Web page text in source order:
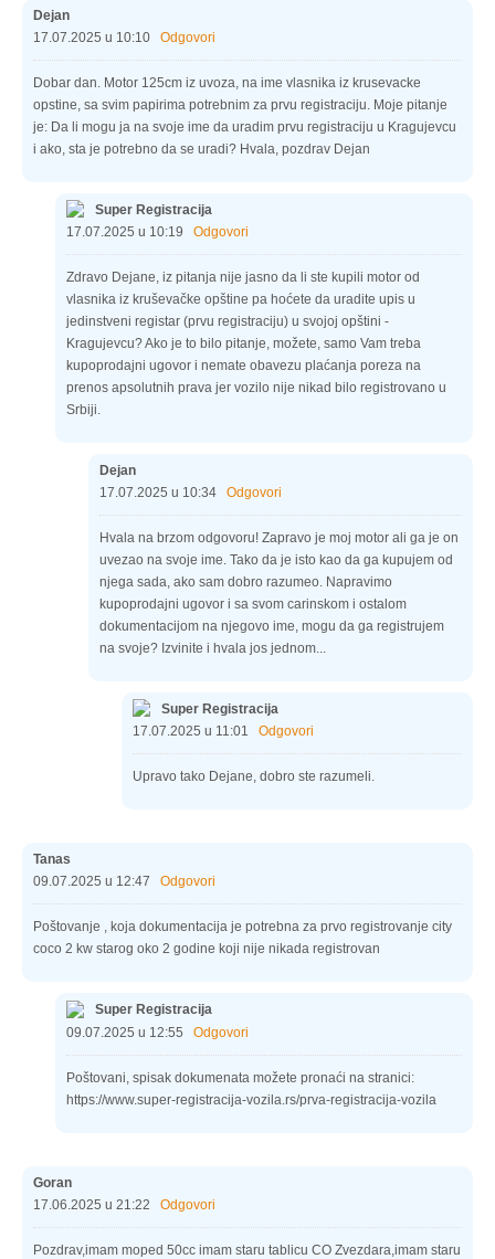
Dejan
17.07.2025 u 10:10 Odgovori
Dobar dan. Motor 125cm iz uvoza, na ime vlasnika iz krusevacke
opstine, sa svim papirima potrebnim za prvu registraciju. Moje pitanje
je: Da li mogu ja na svoje ime da uradim prvu registraciju u Kragujevcu
i ako, sta je potrebno da se uradi? Hvala, pozdrav Dejan
Super Registracija
17.07.2025 u 10:19 Odgovori
Zdravo Dejane, iz pitanja nije jasno da li ste kupili motor od
vlasnika iz kruševačke opštine pa hoćete da uradite upis u
jedinstveni registar (prvu registraciju) u svojoj opštini -
Kragujevcu? Ako je to bilo pitanje, možete, samo Vam treba
kupoprodajni ugovor i nemate obavezu plaćanja poreza na
prenos apsolutnih prava jer vozilo nije nikad bilo registrovano u
Srbiji.
Dejan
17.07.2025 u 10:34 Odgovori
Hvala na brzom odgovoru! Zapravo je moj motor ali ga je on
uvezao na svoje ime. Tako da je isto kao da ga kupujem od
njega sada, ako sam dobro razumeo. Napravimo
kupoprodajni ugovor i sa svom carinskom i ostalom
dokumentacijom na njegovo ime, mogu da ga registrujem
na svoje? Izvinite i hvala jos jednom...
Super Registracija
17.07.2025 u 11:01 Odgovori
Upravo tako Dejane, dobro ste razumeli.
Tanas
09.07.2025 u 12:47 Odgovori
Poštovanje , koja dokumentacija je potrebna za prvo registrovanje city
coco 2 kw starog oko 2 godine koji nije nikada registrovan
Super Registracija
09.07.2025 u 12:55 Odgovori
Poštovani, spisak dokumenata možete pronaći na stranici:
https://www.super-registracija-vozila.rs/prva-registracija-vozila
Goran
17.06.2025 u 21:22 Odgovori
Pozdrav,imam moped 50cc imam staru tablicu CO Zvezdara,imam staru